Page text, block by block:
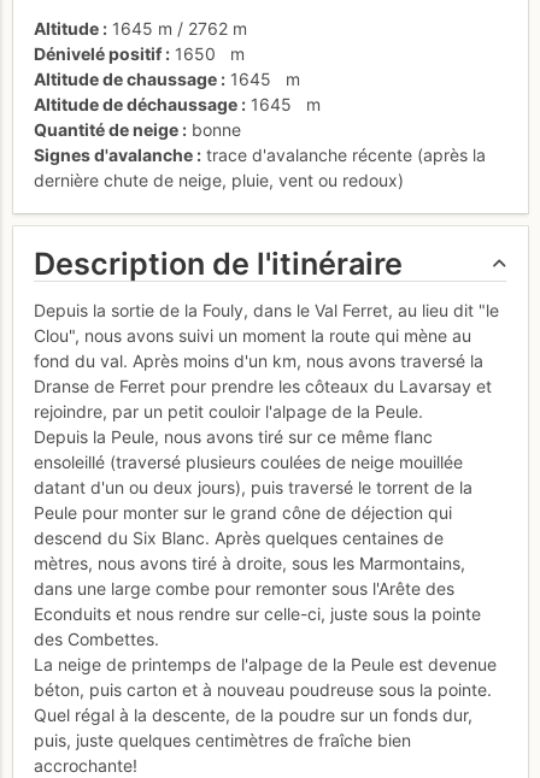
Altitude 1645 m / 2762 m
Dénivelé positif
1650
m
Altitude de chaussage
1645
m
Altitude de déchaussage
1645
m
Quantité de neige
bonne
Signes d'avalanche
trace d'avalanche récente (après la
dernière chute de neige, pluie, vent ou redoux)
Description de l'itinéraire
Depuis la sortie de la Fouly, dans le Val Ferret, au lieu dit "le
Clou", nous avons suivi un moment la route qui mène au
fond du val. Après moins d'un km, nous avons traversé la
Dranse de Ferret pour prendre les côteaux du Lavarsay et
rejoindre, par un petit couloir l'alpage de la Peule.
Depuis la Peule, nous avons tiré sur ce même flanc
ensoleillé (traversé plusieurs coulées de neige mouillée
datant d'un ou deux jours), puis traversé le torrent de la
Peule pour monter sur le grand cône de déjection qui
descend du Six Blanc. Après quelques centaines de
mètres, nous avons tiré à droite, sous les Marmontains,
dans une large combe pour remonter sous l'Arête des
Econduits et nous rendre sur celle-ci, juste sous la pointe
des Combettes.
La neige de printemps de l'alpage de la Peule est devenue
béton, puis carton et à nouveau poudreuse sous la pointe.
Quel régal à la descente, de la poudre sur un fonds dur,
puis, juste quelques centimètres de fraîche bien
accrochante!